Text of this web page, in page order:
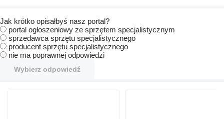
Jak krótko opisałbyś nasz portal?
portal ogłoszeniowy ze sprzętem specjalistycznym
sprzedawca sprzętu specjalistycznego
producent sprzętu specjalistycznego
nie ma poprawnej odpowiedzi
Wybierz odpowiedź